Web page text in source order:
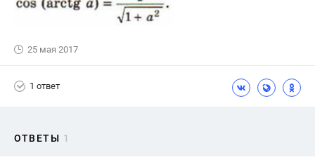
25 мая 2017
1 ответ
ОТВЕТЫ 1